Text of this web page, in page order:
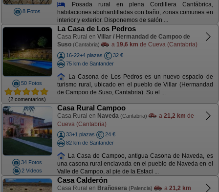
8 Fotos
Posada rural en plena Cordillera Cantábrica,
habitaciones abuhardilladas con baño, zonas comunes en
interior y exterior. Disponemos de salón ...
50 Fotos
(2 comentarios)
La Casa de Los Pedros
Casa Rural en Villar / Hermandad de Campoo de
Suso (Cantabria) a 19,6 km de Cueva (Cantabria)
16-22+4 plazas
32 €
75 km de Santander
La Casona de Los Pedros es un nuevo espacio de
turismo rural, ubicado en el pueblo de Villar (Hermandad
de Campoo de Suso, Cantabria). Su el ...
34 Fotos
2 Videos
Casa Rural Campoo
Casa Rural en Naveda (Cantabria) a 21,2 km de
Cueva (Cantabria)
33+1 plazas
24 €
82 km de Santander
La Casa de Campoo, antigua Casona de Naveda, es
una casona rural enclavada en el pueblo de Naveda en el
Valle de Campoo, al pie de la Estaci ...
Casa Calderón
Casa Rural en Brañosera (Palencia) a 21,2 km